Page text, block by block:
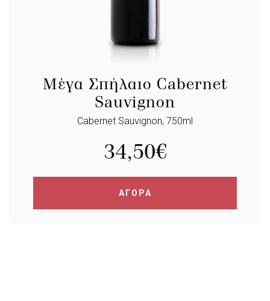
Μέγα Σπήλαιο Cabernet
Sauvignon
Cabernet Sauvignon, 750ml
34,50€
ΑΓΟΡΑ